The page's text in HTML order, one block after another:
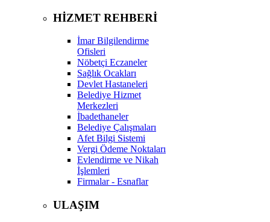
HİZMET REHBERİ
İmar Bilgilendirme
Ofisleri
Nöbetçi Eczaneler
Sağlık Ocakları
Devlet Hastaneleri
Belediye Hizmet
Merkezleri
İbadethaneler
Belediye Çalışmaları
Afet Bilgi Sistemi
Vergi Ödeme Noktaları
Evlendirme ve Nikah
İşlemleri
Firmalar - Esnaflar
ULAŞIM